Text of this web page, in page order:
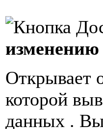
изменению
Открывает
которой
данных .